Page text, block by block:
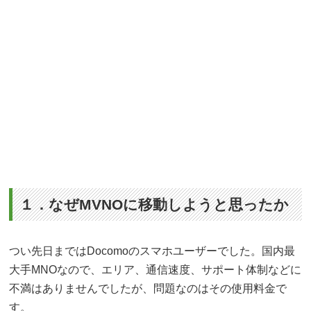
１．なぜMVNOに移動しようと思ったか
つい先日まではDocomoのスマホユーザーでした。国内最
大手MNOなので、エリア、通信速度、サポート体制などに
不満はありませんでしたが、問題なのはその使用料金で
す。